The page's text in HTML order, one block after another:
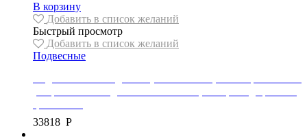
В корзину
Добавить в список желаний
Быстрый просмотр
Добавить в список желаний
Подвесные
33818 Р